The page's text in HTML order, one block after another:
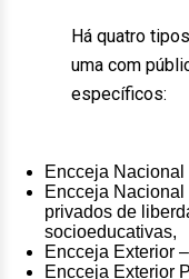
Há quatro
uma com
específicos:
Encceja
Encceja Nacional
privados de
socioeducativas,
Encceja Exterior
Encceja Exterior